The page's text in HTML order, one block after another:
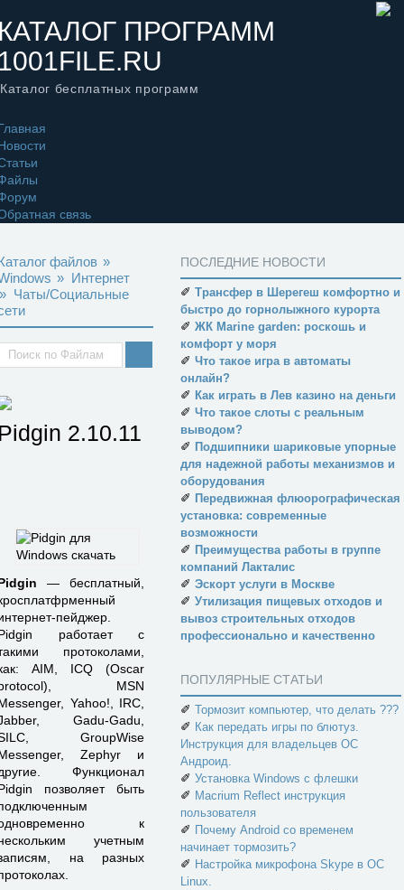
ПРОГРАММ
Каталог бесплатных программ
связь
файлов »
» Интернет
» Чаты/Социальные
2.10.11
— бесплатный,
пейджер.
работает с
протоколами,
AIM, ICQ (Oscar
MSN
Yahoo!, IRC,
Gadu-Gadu,
GroupWise
Zephyr и
Функционал
позволяет быть
к
учетным
на разных
ПОСЛЕДНИЕ НОВОСТИ
✐ Трансфер в Шерегеш комфортно и
быстро до горнолыжного курорта
✐ ЖК Marine garden: роскошь и
комфорт у моря
✐ Что такое игра в автоматы
онлайн?
✐ Как играть в Лев казино на деньги
✐ Что такое слоты с реальным
выводом?
✐ Подшипники шариковые упорные
для надежной работы механизмов и
оборудования
✐ Передвижная флюорографическая
установка: современные
возможности
✐ Преимущества работы в группе
компаний Лакталис
✐ Эскорт услуги в Москве
✐ Утилизация пищевых отходов и
вывоз строительных отходов
профессионально и качественно
ПОПУЛЯРНЫЕ СТАТЬИ
✐ Тормозит компьютер, что делать ???
✐ Как передать игры по блютуз.
Инструкция для владельцев ОС
Андроид.
✐ Установка Windows с флешки
✐ Macrium Reflect инструкция
пользователя
✐ Почему Android со временем
начинает тормозить?
✐ Настройка микрофона Skype в ОС
Linux.